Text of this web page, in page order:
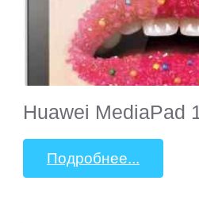
Huawei MediaPad
Подробнее...